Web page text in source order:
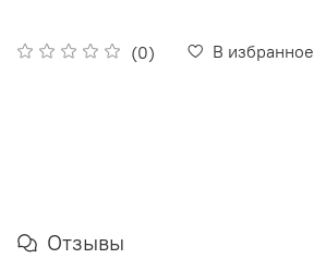
(0) В избранное
Отзывы